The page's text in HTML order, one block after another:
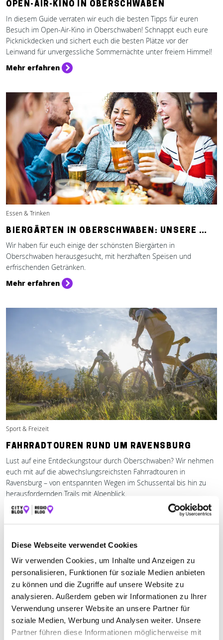
Diese Webseite verwendet Cookies
Wir verwenden Cookies, um Inhalte und Anzeigen zu
personalisieren, Funktionen für soziale Medien anbieten
zu können und die Zugriffe auf unsere Website zu
analysieren. Außerdem geben wir Informationen zu Ihrer
Verwendung unserer Website an unsere Partner für
soziale Medien, Werbung und Analysen weiter. Unsere
Partner führen diese Informationen möglicherweise mit
OPEN-AIR-KINO IN OBERSCHWABEN
In diesem Guide verraten wir euch die besten Tipps für euren
Besuch im Open-Air-Kino in Oberschwaben! Schnappt euch eure
Picknickdecken und sichert euch die besten Plätze vor der
Leinwand für unvergessliche Sommernächte unter freiem Himmel!
Mehr erfahren
Essen & Trinken
BIERGÄRTEN IN OBERSCHWABEN: UNSERE …
Wir haben für euch einige der schönsten Biergärten in
Oberschwaben herausgesucht, mit herzhaften Speisen und
erfrischenden Getränken.
Mehr erfahren
Sport & Freizeit
FAHRRADTOUREN RUND UM RAVENSBURG
Lust auf eine Entdeckungstour durch Oberschwaben? Wir nehmen
euch mit auf die abwechslungsreichsten Fahrradtouren in
Ravensburg – von entspannten Wegen im Schussental bis hin zu
herausfordernden Trails mit Alpenblick.
Mehr erfahren